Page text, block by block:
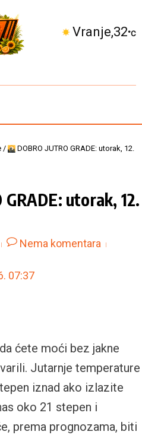
Kuršumlija 31°C
/
DOBRO JUTRO GRADE: utorak, 12.
GRADE: utorak, 12.
Nema komentara
07:37
ćete moći bez jakne
Jutarnje temperature
iznad ako izlazite
oko 21 stepen i
prema prognozama, biti